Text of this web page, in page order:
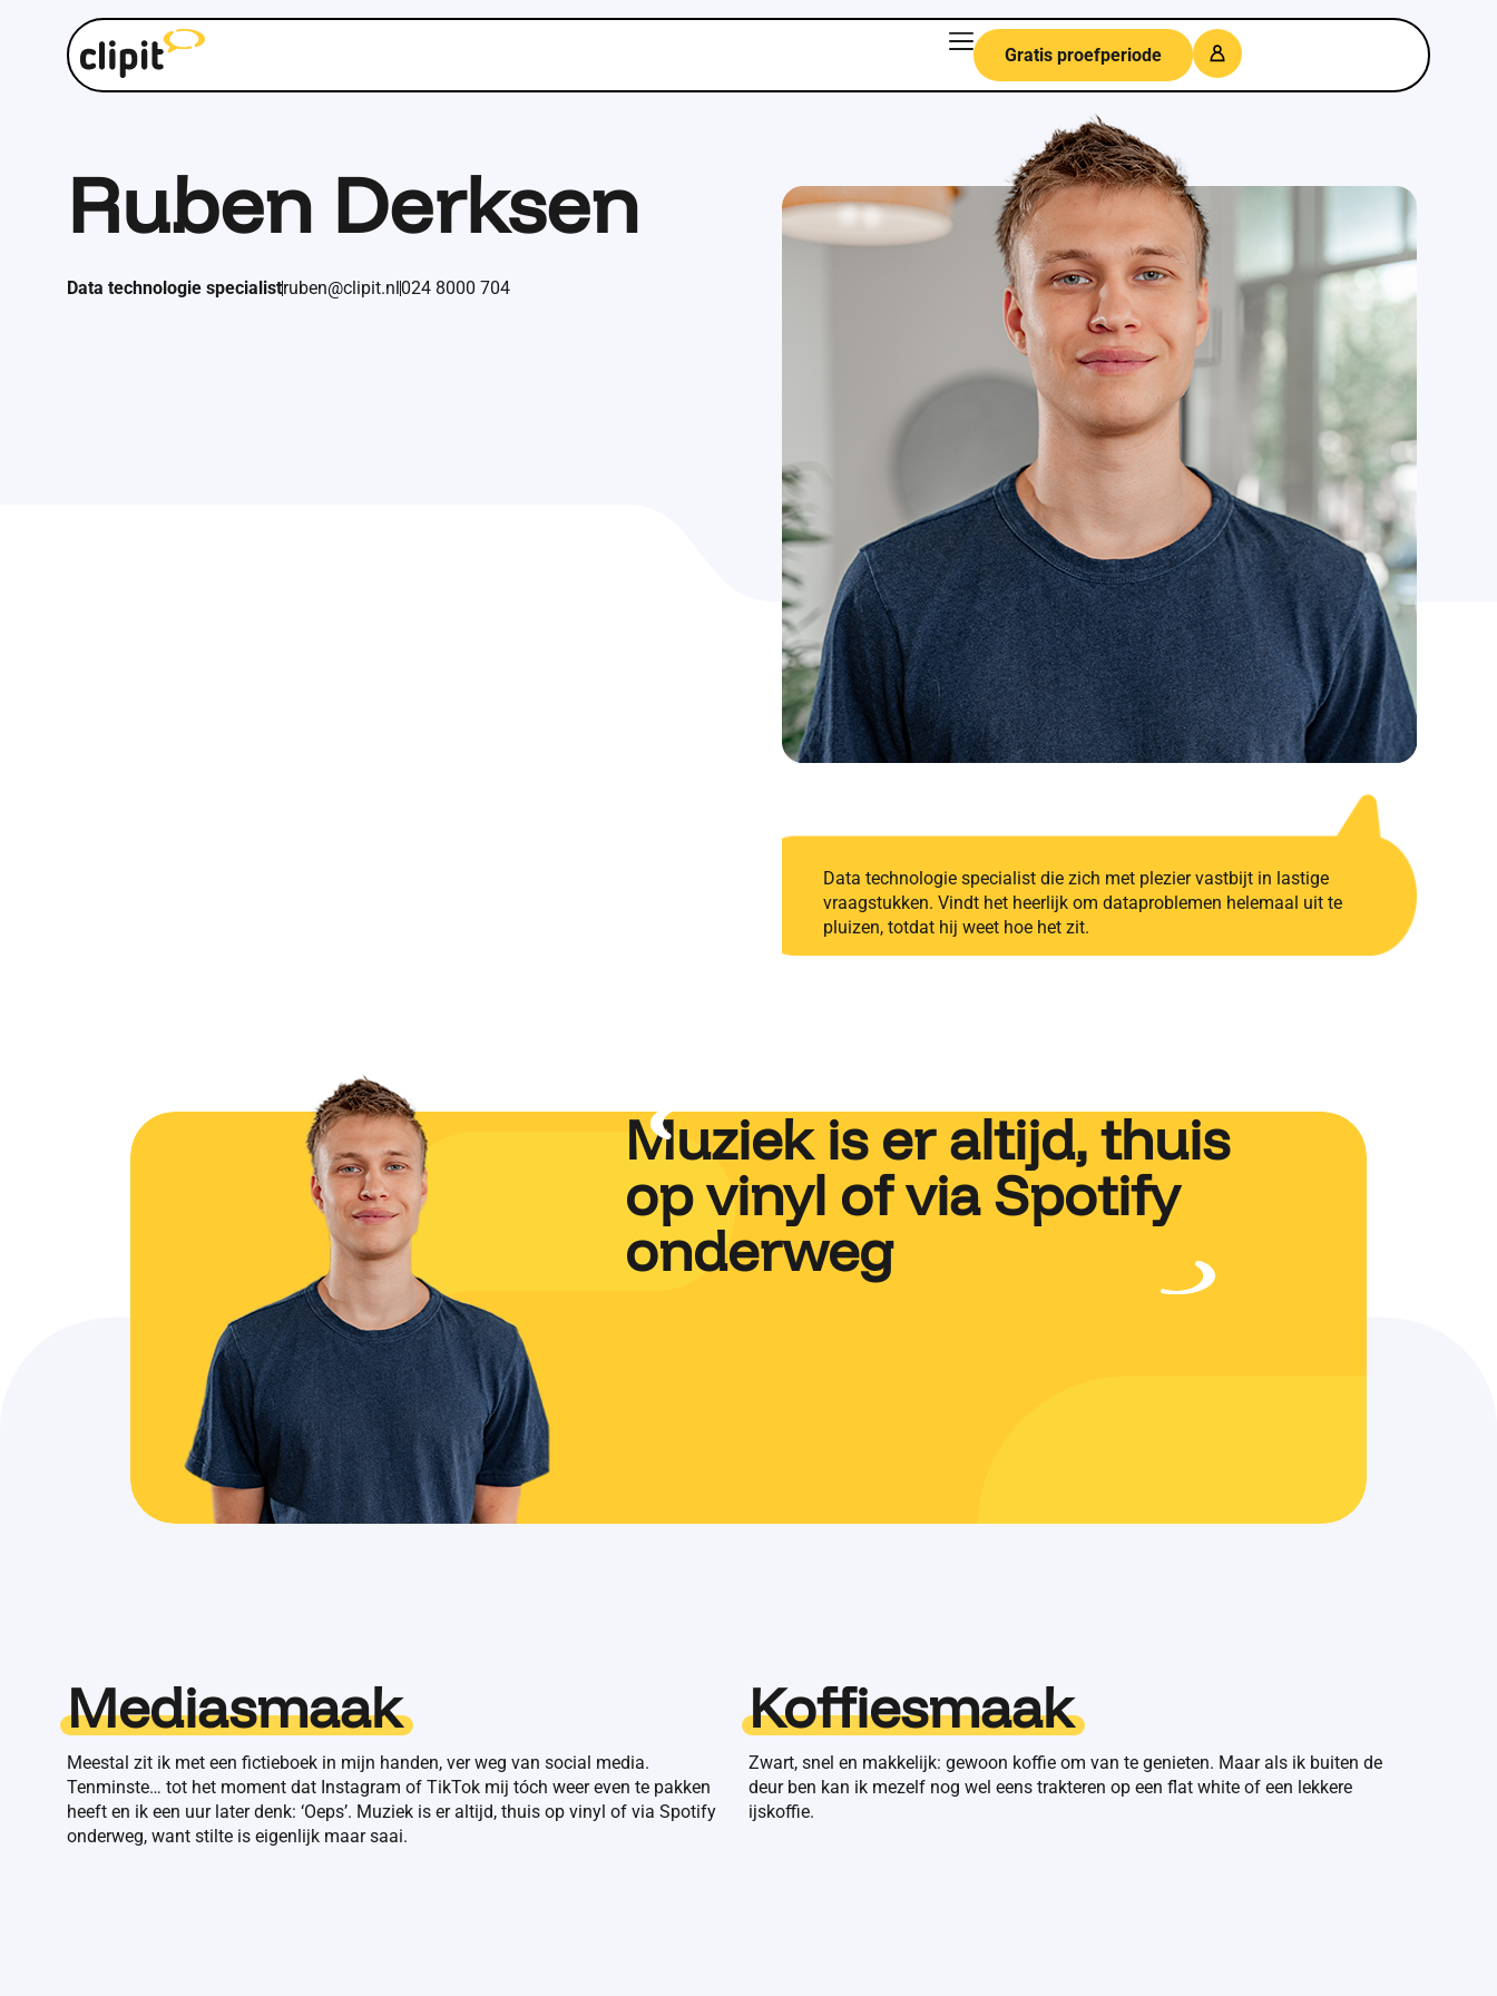
Gratis proefperiode
Ruben Derksen
Data technologie specialistruben@clipit.nl024 8000 704
Werkgerelateerd: analytisch denken, technische problemen tot op de bodem
uitzoeken en altijd zoeken naar de slimste en meest effectieve oplossing. Niet
werkgerelateerd: actief in de schermsport, lekker knutselen aan persoonlijke
Data technologie specialist die zich met plezier vastbijt in lastige
vraagstukken. Vindt het heerlijk om dataproblemen helemaal uit te
pluizen, totdat hij weet hoe het zit.
Muziek is er altijd, thuis
op vinyl of via Spotify
onderweg
Mediasmaak
Meestal zit ik met een fictieboek in mijn handen, ver weg van social media.
Tenminste… tot het moment dat Instagram of TikTok mij tóch weer even te pakken
heeft en ik een uur later denk: ‘Oeps’. Muziek is er altijd, thuis op vinyl of via Spotify
onderweg, want stilte is eigenlijk maar saai.
Koffiesmaak
Zwart, snel en makkelijk: gewoon koffie om van te genieten. Maar als ik buiten de
deur ben kan ik mezelf nog wel eens trakteren op een flat white of een lekkere
ijskoffie.